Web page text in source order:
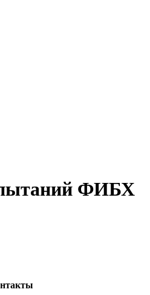
ФИБХ